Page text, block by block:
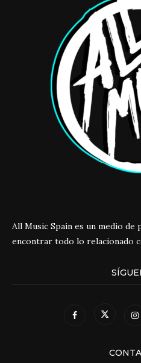
All Music Spain es un medio
encontrar todo lo relacionado